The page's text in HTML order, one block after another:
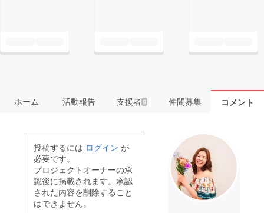
ホーム 活動報告 支援者9 仲間募集 コメント
投稿するには ログイン が
必要です。
プロジェクトオーナーの承
認後に掲載されます。承認
された内容を削除すること
はできません。